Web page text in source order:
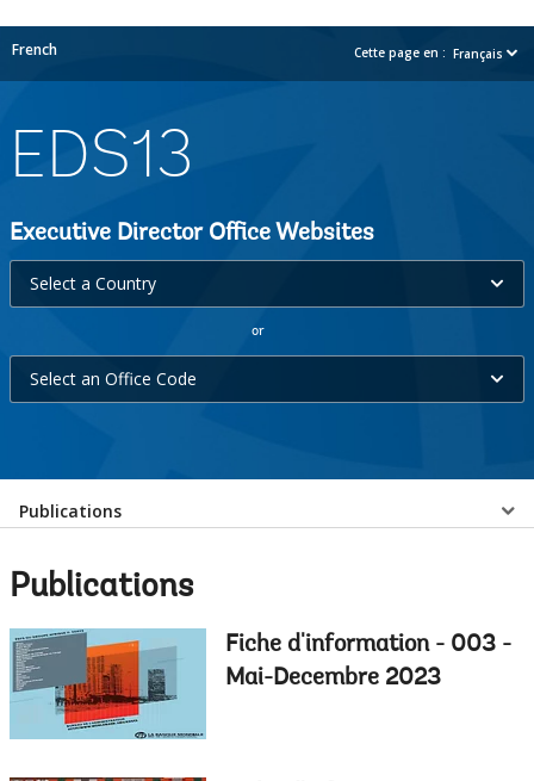
French Cette page en : Français
EDS13
Executive Director Office Websites
Select
a
selecting
option,
this
page
Select a Country
or
Select
an
selecting
leaving
this
page
Select an Office Code
Select
Sub
navigation
Publications
Publications
Fiche d'information - 003 -
Mai-Decembre 2023